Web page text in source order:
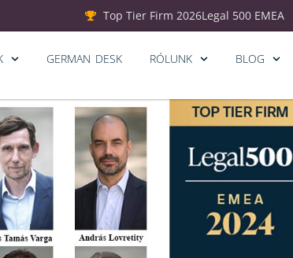
Top Tier Firm 2026Legal 500 EMEA
GERMAN DESK RÓLUNK BLOG